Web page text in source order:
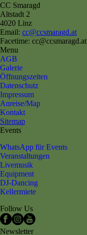
CC Smaragd
Altstadt 2
4020 Linz
Email: cc@ccsmaragd.at
Facetime: cc@ccsmaragd.at
Menu
AGB
Galerie
Öffnungszeiten
Datenschutz
Impressum
Anreise/Map
Kontakt
Sitemap
Events
WhatsApp für Events
Veranstaltungen
Livemusik
Equipment
DJ-Dancing
Kellermiete
Follow Us
Newsletter